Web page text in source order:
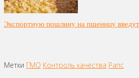
Экспортную пошлину на пшеницу введут
Метки ГМО Контроль качества Рапс